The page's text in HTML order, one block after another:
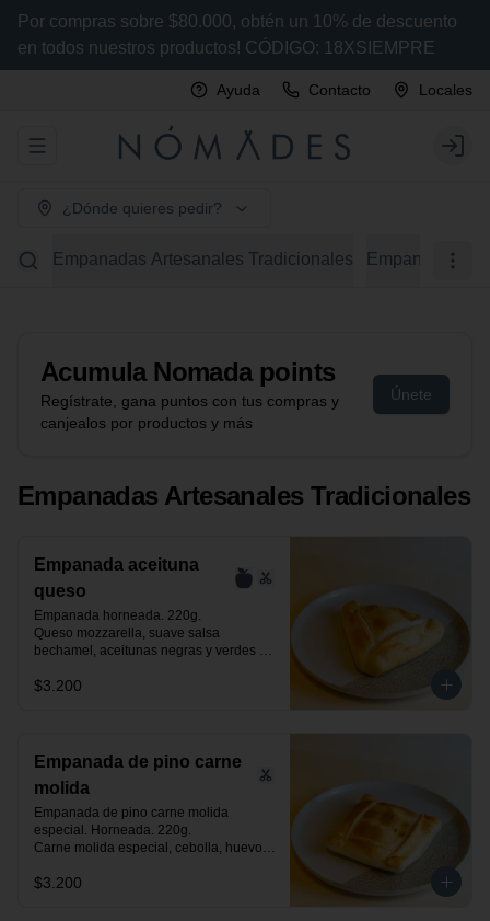
Por compras sobre $80.000, obtén un 10% de descuento
en todos nuestros productos! CÓDIGO: 18XSIEMPRE
Ayuda Contacto Locales
Abrir menu de navegación Login
¿Dónde quieres pedir?
Empanadas Artesanales Tradicionales Empanadas
Acumula Nomada points
Regístrate, gana puntos con tus compras y
canjealos por productos y más
Únete
Empanadas Artesanales Tradicionales
Empanada aceituna
queso
Empanada horneada. 220g.
Queso mozzarella, suave salsa
bechamel, aceitunas negras y verdes
$3.200
Empanada de pino carne
molida
Empanada de pino carne molida
especial. Horneada. 220g.
Carne molida especial, cebolla, huevo,
$3.200